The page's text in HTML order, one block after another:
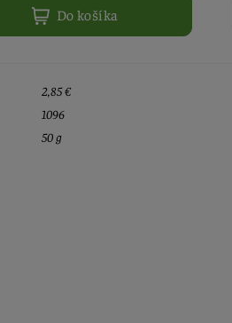
Do košíka
2,85 €
1096
50 g